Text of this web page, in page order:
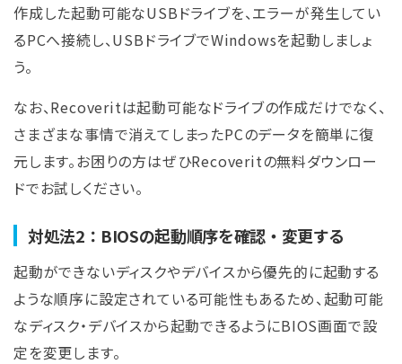
作成した起動可能なUSBドライブを、エラーが発生してい
るPCへ接続し、USBドライブでWindowsを起動しましょ
う。
なお、Recoveritは起動可能なドライブの作成だけでなく、
さまざまな事情で消えてしまったPCのデータを簡単に復
元します。お困りの方はぜひRecoveritの無料ダウンロー
ドでお試しください。
対処法2：BIOSの起動順序を確認・変更する
起動ができないディスクやデバイスから優先的に起動する
ような順序に設定されている可能性もあるため、起動可能
なディスク・デバイスから起動できるようにBIOS画面で設
定を変更します。